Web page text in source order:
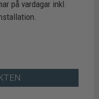
på vardagar inkl.